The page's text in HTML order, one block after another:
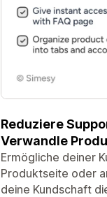
Reduziere
Verwandle
Ermögliche deiner
Produktseite oder
deine Kundschaft